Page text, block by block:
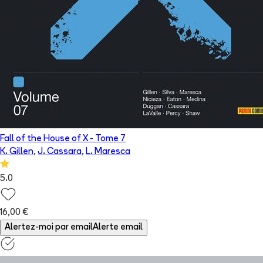
Fall of the House of X- Tome 7
K. Gillen, J. Cassara, L. Maresca
5.0
16,00 €
Alertez-moi par emailAlerte email